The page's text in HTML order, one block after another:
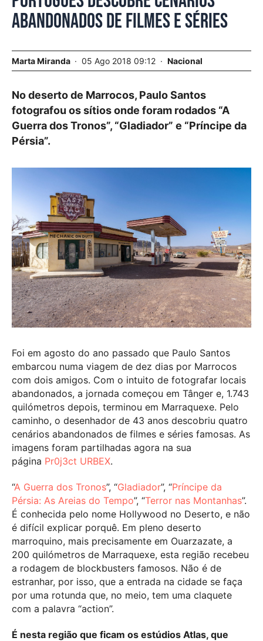
abandonados de filmes e séries
Marta Miranda 05 Ago 2018 09:12 Nacional
No deserto de Marrocos, Paulo Santos
fotografou os sítios onde foram rodados “A
Guerra dos Tronos”, “Gladiador” e “Príncipe da
Pérsia”.
Foi em agosto do ano passado que Paulo Santos
embarcou numa viagem de dez dias por Marrocos
com dois amigos. Com o intuito de fotografar locais
abandonados, a jornada começou em Tânger e, 1.743
quilómetros depois, terminou em Marraquexe. Pelo
caminho, o desenhador de 43 anos descobriu quatro
cenários abandonados de filmes e séries famosas. As
imagens foram partilhadas agora na sua
página Pr0j3ct URBEX.
“A Guerra dos Tronos”, “Gladiador”, “Príncipe da
Pérsia: As Areias do Tempo”, “Terror nas Montanhas”.
É conhecida pelo nome Hollywood no Deserto, e não
é difícil explicar porquê. Em pleno deserto
marroquino, mais precisamente em Ouarzazate, a
200 quilómetros de Marraquexe, esta região recebeu
a rodagem de blockbusters famosos. Não é de
estranhar, por isso, que a entrada na cidade se faça
por uma rotunda que, no meio, tem uma claquete
com a palavra “action”.
É nesta região que ficam os estúdios Atlas, que